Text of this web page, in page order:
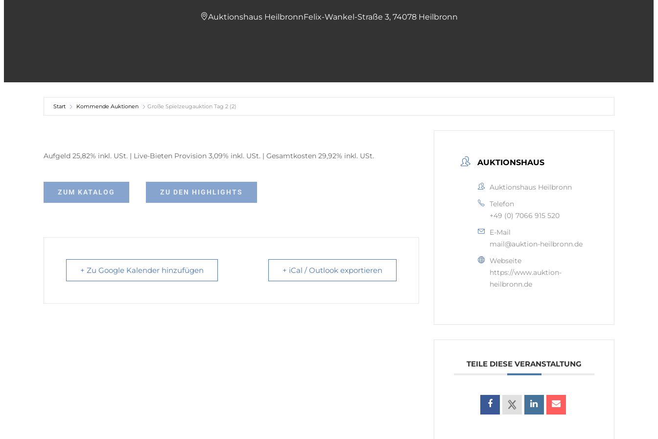
Auktionshaus HeilbronnFelix-Wankel-Straße 3, 74078 Heilbronn
Start Kommende Auktionen Große Spielzeugauktion Tag 2 (2)
Aufgeld 25,82% inkl. USt. | Live-Bieten Provision 3,09% inkl. USt. | Gesamtkosten 29,92% inkl. USt.
ZUM KATALOG ZU DEN HIGHLIGHTS
+ Zu Google Kalender hinzufügen + iCal / Outlook exportieren
AUKTIONSHAUS
Auktionshaus Heilbronn
Telefon
+49 (0) 7066 915 520
E-Mail
mail@auktion-heilbronn.de
Webseite
https://www.auktion-
heilbronn.de
TEILE DIESE VERANSTALTUNG